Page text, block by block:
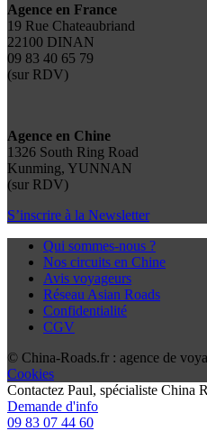
Agence en France
19 Rue Chateaubriand
22100 DINAN
09 83 40 65 79
(sur RDV)
Agence en Chine
1326 South Ring Road
Kunming, YUNNAN
(sur RDV)
S’inscrire à la Newsletter
Qui sommes-nous ?
Nos circuits en Chine
Avis voyageurs
Réseau Asian Roads
Confidentialité
CGV
© China-Roads.fr : agence de
Cookies
Contactez Paul, spécialiste China
Demande d'info
09 83 07 44 60